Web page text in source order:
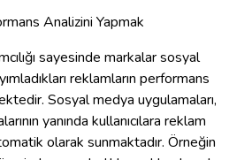
Analizini Yapmak
sayesinde markalar sosyal
reklamların performans
Sosyal medya uygulamaları,
yanında kullanıcılara reklam
olarak sunmaktadır. Örneğin